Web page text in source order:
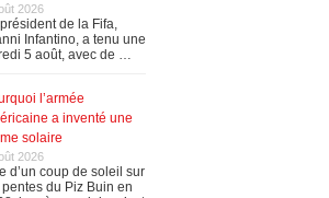
2026
de la Fifa,
Infantino, a tenu une
5 août, avec de …
l’armée
a inventé une
solaire
2026
d’un coup de soleil sur
du Piz Buin en